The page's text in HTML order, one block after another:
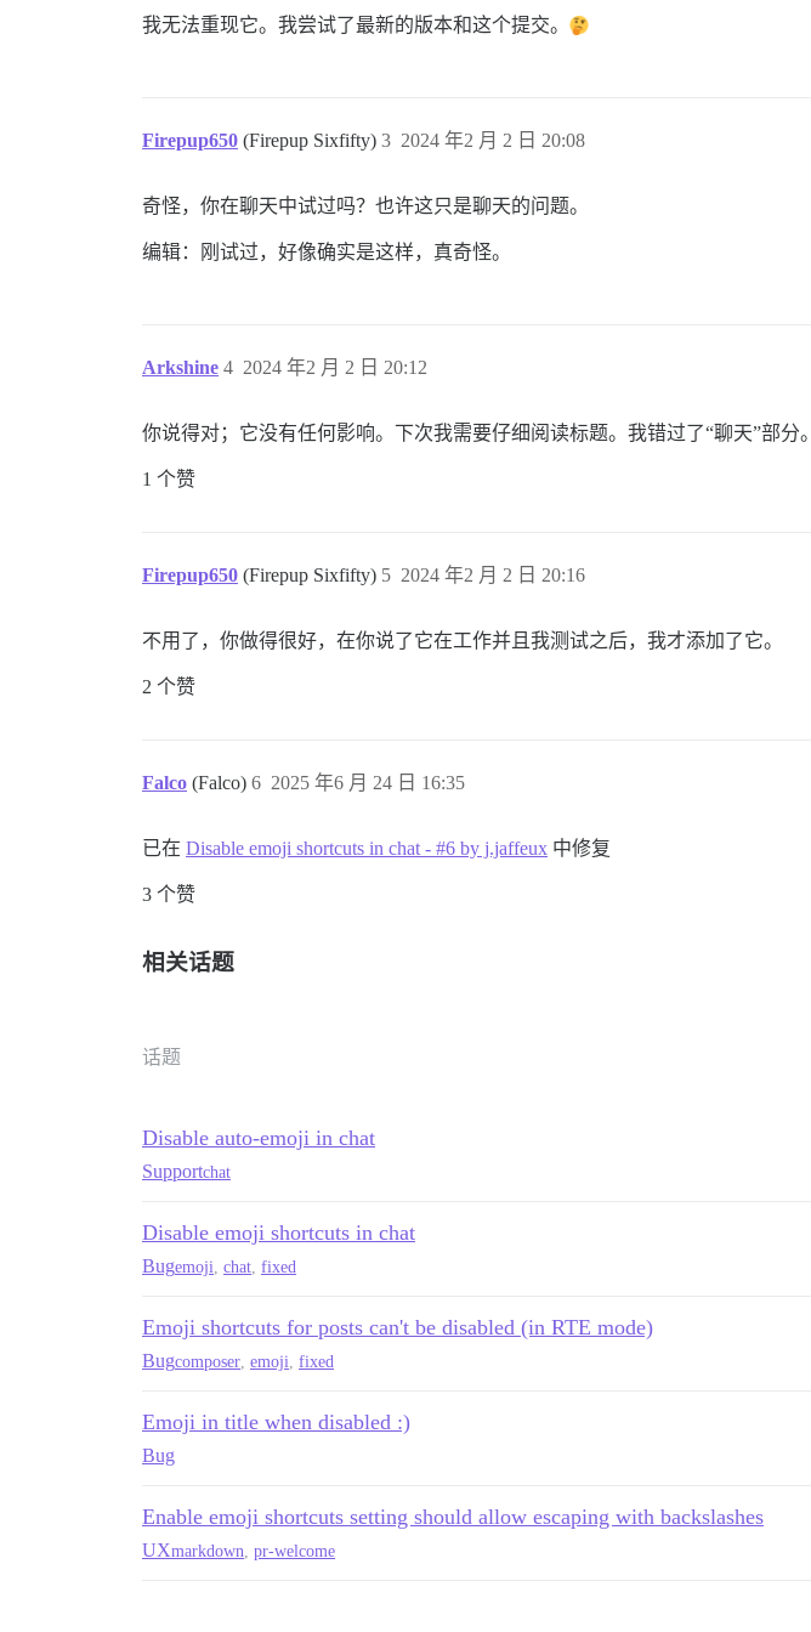
我无法重现它。我尝试了最新的版本和这个提交。
Firepup650 (Firepup Sixfifty) 2024 年2 月 2 日 20:08
3
奇怪，你在聊天中试过吗？也许这只是聊天的问题。
编辑：刚试过，好像确实是这样，真奇怪。
Arkshine 2024 年2 月 2 日 20:12
4
你说得对；它没有任何影响。下次我需要仔细阅读标题。我错过了“聊天”部分。
1 个赞
Firepup650 (Firepup Sixfifty) 2024 年2 月 2 日 20:16
5
不用了，你做得很好，在你说了它在工作并且我测试之后，我才添加了它。
2 个赞
Falco (Falco) 2025 年6 月 24 日 16:35
6
已在 Disable emoji shortcuts in chat - #6 by j.jaffeux 中修复
3 个赞
相关话题
话题
Disable auto-emoji in chat
Supportchat
Disable emoji shortcuts in chat
Bugemoji chat fixed
Emoji shortcuts for posts can't be disabled (in RTE mode)
Bugcomposer emoji fixed
Emoji in title when disabled :)
Bug
Enable emoji shortcuts setting should allow escaping with backslashes
UXmarkdown pr-welcome